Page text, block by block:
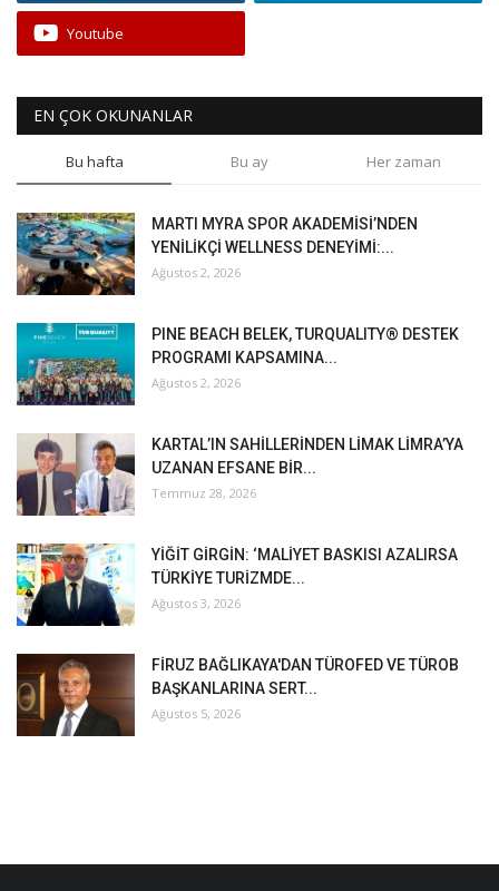
Youtube
EN ÇOK OKUNANLAR
Bu hafta Bu ay Her zaman
MARTI MYRA SPOR AKADEMİSİ’NDEN
YENİLİKÇİ WELLNESS DENEYİMİ:...
Ağustos 2, 2026
PINE BEACH BELEK, TURQUALITY® DESTEK
PROGRAMI KAPSAMINA...
Ağustos 2, 2026
KARTAL’IN SAHİLLERİNDEN LİMAK LİMRA’YA
UZANAN EFSANE BİR...
Temmuz 28, 2026
YİĞİT GİRGİN: ‘MALİYET BASKISI AZALIRSA
TÜRKİYE TURİZMDE...
Ağustos 3, 2026
FİRUZ BAĞLIKAYA'DAN TÜROFED VE TÜROB
BAŞKANLARINA SERT...
Ağustos 5, 2026